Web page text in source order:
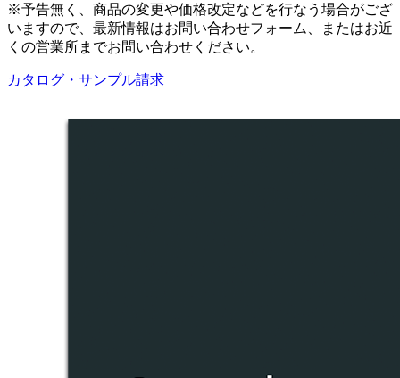
※予告無く、商品の変更や価格改定などを行なう場合がござ
いますので、最新情報はお問い合わせフォーム、またはお近
くの営業所までお問い合わせください。
カタログ・サンプル請求